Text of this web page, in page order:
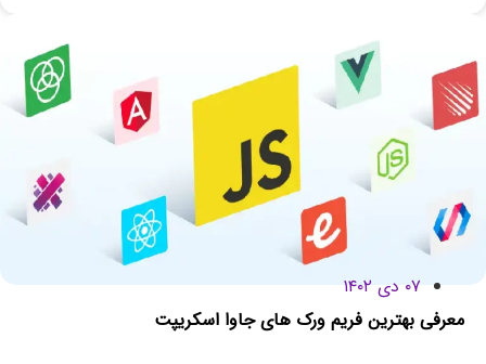
۰۷ دی ۱۴۰۲
معرفی بهترین فریم ورک‌ های جاوا اسکریپت